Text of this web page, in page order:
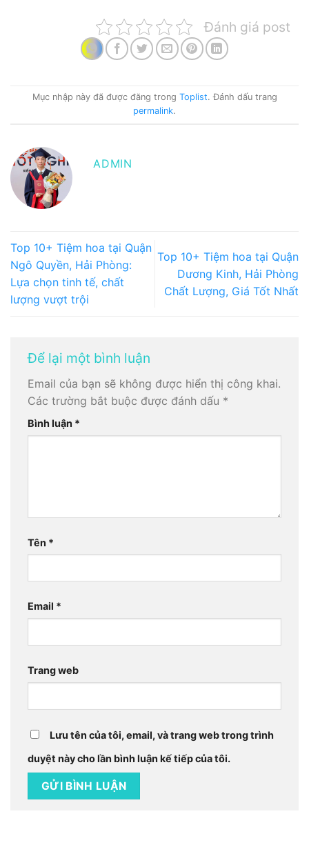
Đánh giá post
Mục nhập này đã được đăng trong Toplist. Đánh dấu trang
permalink.
ADMIN
Top 10+ Tiệm hoa tại Quận
Ngô Quyền, Hải Phòng:
Lựa chọn tinh tế, chất
lượng vượt trội
Top 10+ Tiệm hoa tại Quận
Dương Kinh, Hải Phòng
Chất Lượng, Giá Tốt Nhất
Để lại một bình luận
Email của bạn sẽ không được hiển thị công khai.
Các trường bắt buộc được đánh dấu *
Bình luận *
Tên *
Email *
Trang web
Lưu tên của tôi, email, và trang web trong trình
duyệt này cho lần bình luận kế tiếp của tôi.